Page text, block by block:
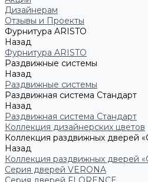
Дизайнерам
Отзывы и Проекты
Фурнитура ARISTO
Назад
Фурнитура ARISTO
Раздвижные системы
Назад
Раздвижные системы
Раздвижная система Стандарт
Назад
Раздвижная система Стандарт
Коллекция дизайнерских цветов
Коллекция раздвижных дверей
Назад
Коллекция раздвижных дверей
Серия дверей VERONA